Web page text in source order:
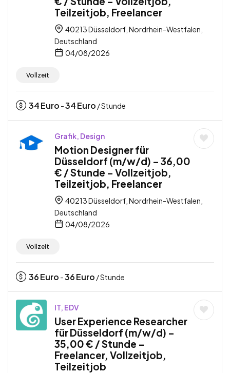
Teilzeitjob, Freelancer
40213 Düsseldorf, Nordrhein-Westfalen,
Deutschland
04/08/2026
Vollzeit
34Euro -34Euro / Stunde
Grafik, Design
Motion Designer für
Düsseldorf (m/w/d) – 36,00
€ / Stunde – Vollzeitjob,
Teilzeitjob, Freelancer
40213 Düsseldorf, Nordrhein-Westfalen,
Deutschland
04/08/2026
Vollzeit
36Euro -36Euro / Stunde
IT, EDV
User Experience Researcher
für Düsseldorf (m/w/d) –
35,00 € / Stunde –
Freelancer, Vollzeitjob,
Teilzeitjob